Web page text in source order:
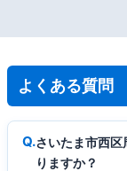
よくある質問
さいたま市西
りますか？